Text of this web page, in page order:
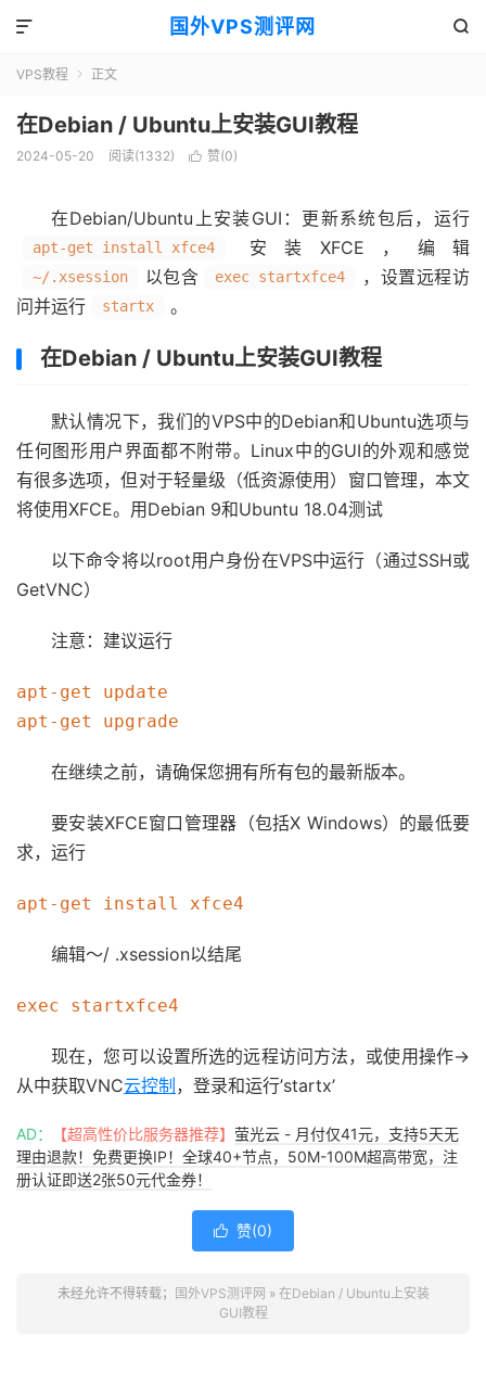
国外VPS测评网 

VPS教程  正文
在Debian / Ubuntu上安装GUI教程
2024-05-20 阅读(1332)  赞(0)
在Debian/Ubuntu上安装GUI：更新系统包后，运行
apt-get install xfce4 安装XFCE，编辑
~/.xsession 以包含 exec startxfce4
，设置远程访
问并运行
startx 。
在Debian / Ubuntu上安装GUI教程
默认情况下，我们的VPS中的Debian和Ubuntu选项与
任何图形用户界面都不附带。Linux中的GUI的外观和感觉
有很多选项，但对于轻量级（低资源使用）窗口管理，本文
将使用XFCE。用Debian 9和Ubuntu 18.04测试
以下命令将以root用户身份在VPS中运行（通过SSH或
GetVNC）
注意：建议运行
apt-get update
在继续之前，请确保您拥有所有包的最新版本。
要安装XFCE窗口管理器（包括X Windows）的最低要
求，运行
编辑〜/ .xsession以结尾
现在，您可以设置所选的远程访问方法，或使用操作->
从中获取VNC云控制 ，登录和运行’startx’
AD： 【超高性价比服务器推荐】 萤光云 - 月付仅41元，支持5天无
理由退款！免费更换IP！全球40+节点，50M-100M超高带宽，注
册认证即送2张50元代金券！
 赞(0)
未经允许不得转载； 国外VPS测评网 » 在Debian / Ubuntu上安装
GUI教程